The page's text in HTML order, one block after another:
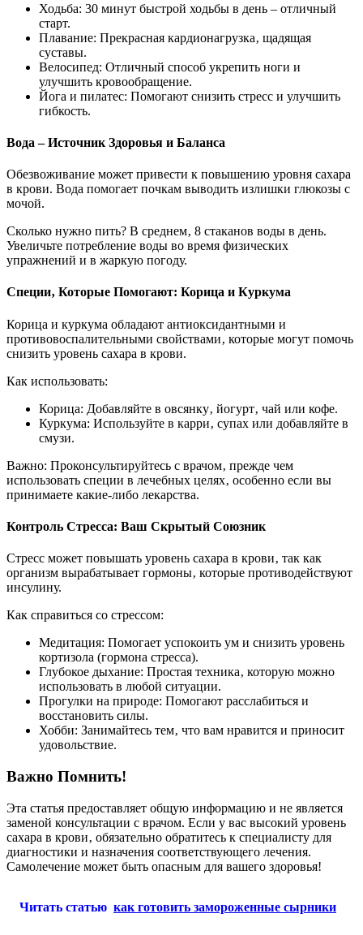
Ходьба: 30 минут быстрой ходьбы в день – отличный
старт.
Плавание: Прекрасная кардионагрузка‚ щадящая
суставы.
Велосипед: Отличный способ укрепить ноги и
улучшить кровообращение.
Йога и пилатес: Помогают снизить стресс и улучшить
гибкость.
Вода – Источник Здоровья и Баланса
Обезвоживание может привести к повышению уровня сахара
в крови. Вода помогает почкам выводить излишки глюкозы с
мочой.
Сколько нужно пить? В среднем‚ 8 стаканов воды в день.
Увеличьте потребление воды во время физических
упражнений и в жаркую погоду.
Специи‚ Которые Помогают: Корица и Куркума
Корица и куркума обладают антиоксидантными и
противовоспалительными свойствами‚ которые могут помочь
снизить уровень сахара в крови.
Как использовать:
Корица: Добавляйте в овсянку‚ йогурт‚ чай или кофе.
Куркума: Используйте в карри‚ супах или добавляйте в
смузи.
Важно: Проконсультируйтесь с врачом‚ прежде чем
использовать специи в лечебных целях‚ особенно если вы
принимаете какие-либо лекарства.
Контроль Стресса: Ваш Скрытый Союзник
Стресс может повышать уровень сахара в крови‚ так как
организм вырабатывает гормоны‚ которые противодействуют
инсулину.
Как справиться со стрессом:
Медитация: Помогает успокоить ум и снизить уровень
кортизола (гормона стресса).
Глубокое дыхание: Простая техника‚ которую можно
использовать в любой ситуации.
Прогулки на природе: Помогают расслабиться и
восстановить силы.
Хобби: Занимайтесь тем‚ что вам нравится и приносит
удовольствие.
Важно Помнить!
Эта статья предоставляет общую информацию и не является
заменой консультации с врачом. Если у вас высокий уровень
сахара в крови‚ обязательно обратитесь к специалисту для
диагностики и назначения соответствующего лечения.
Самолечение может быть опасным для вашего здоровья!
Читать статью как готовить замороженные сырники